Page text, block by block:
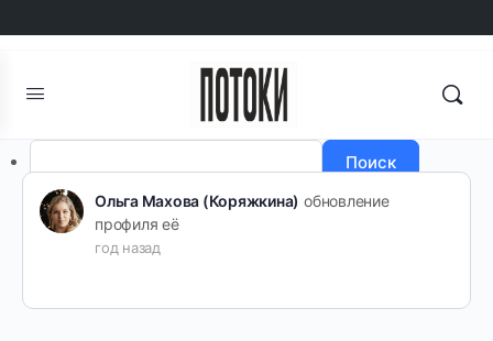
Регистрация
Поиск
Ольга Махова (Коряжкина) обновление
профиля её
год назад